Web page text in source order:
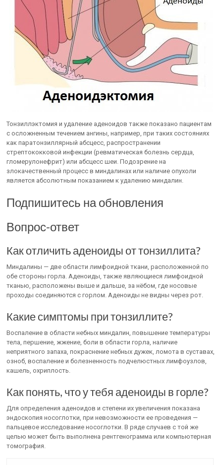
Тонзиллэктомия и удаление аденоидов также показано пациентам
с осложненным течением ангины, например, при таких состояниях
как паратонзиллярный абсцесс, распространении
стрептококковой инфекции (ревматическая болезнь сердца,
гломерулонефрит) или абсцесс шеи. Подозрение на
злокачественный процесс в миндалинах или наличие опухоли
является абсолютным показанием к удалению миндалин.
Подпишитесь на обновления
Вопрос-ответ
Как отличить аденоиды от тонзиллита?
Миндалины — две области лимфоидной ткани, расположенной по
обе стороны горла. Аденоиды, также являющиеся лимфоидной
тканью, расположены выше и дальше, за нёбом, где носовые
проходы соединяются с горлом. Аденоиды не видны через рот.
Какие симптомы при тонзиллите?
Воспаление в области небных миндалин, повышение температуры
тела, першение, жжение, боли в области горла, наличие
неприятного запаха, покраснение небных дужек, ломота в суставах,
озноб, воспаление и болезненность подчелюстных лимфоузлов,
кашель, охриплость.
Как понять, что у тебя аденоиды в горле?
Для определения аденоидов и степени их увеличения показана
эндоскопия носоглотки, при невозможности ее проведения —
пальцевое исследование носоглотки. В ряде случаев с той же
целью может быть выполнена рентгенограмма или компьютерная
томография.